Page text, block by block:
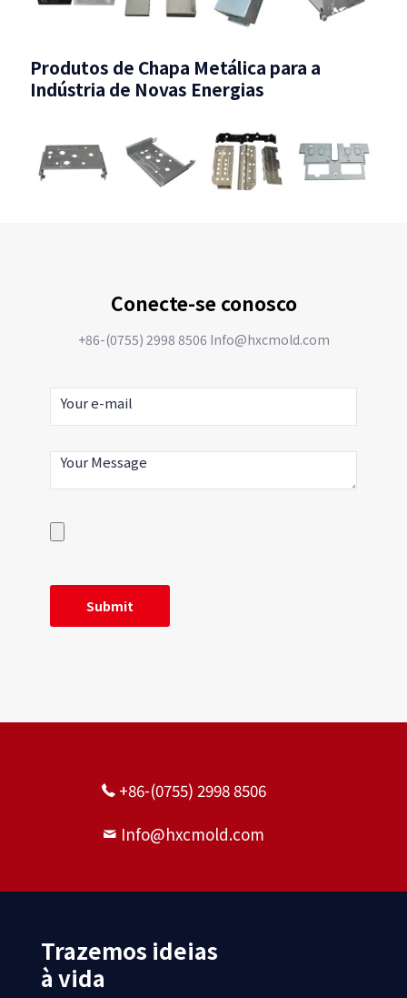
Produtos de Chapa Metálica para a
Indústria de Novas Energias
Conecte-se conosco
+86-(0755) 2998 8506 Info@hxcmold.com
+86-(0755) 2998 8506
Info@hxcmold.com
Trazemos ideias
à vida